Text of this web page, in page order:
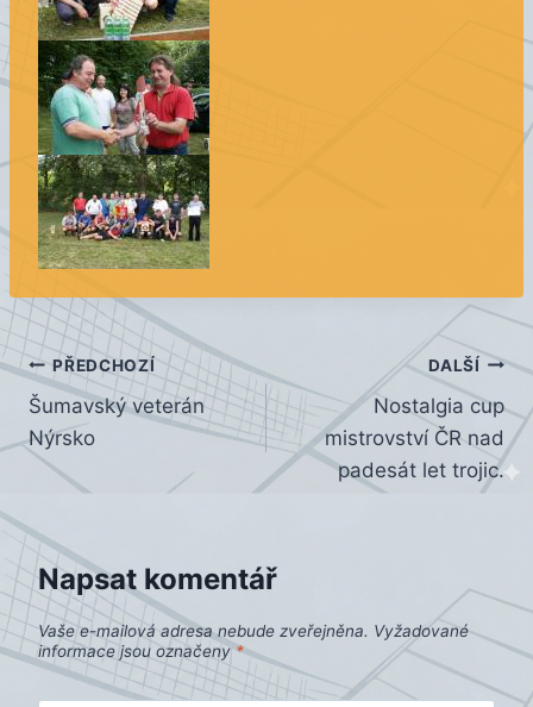
Navigace
pro
příspěvek
PŘEDCHOZÍ
Šumavský veterán
Nýrsko
DALŠÍ
Nostalgia cup
mistrovství ČR nad
padesát let trojic.
Napsat komentář
Vaše e-mailová adresa nebude zveřejněna. Vyžadované
informace jsou označeny*